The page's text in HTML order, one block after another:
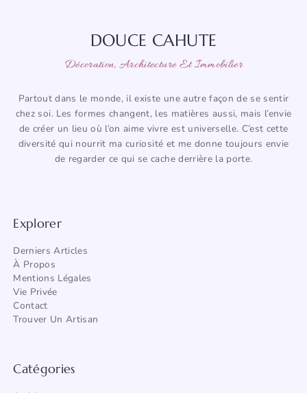
DOUCE CAHUTE
Décoration, Architecture Et Immobilier
Partout dans le monde, il existe une autre façon de se sentir
chez soi. Les formes changent, les matières aussi, mais l’envie
de créer un lieu où l’on aime vivre est universelle. C’est cette
diversité qui nourrit ma curiosité et me donne toujours envie
de regarder ce qui se cache derrière la porte.
Explorer
Derniers Articles
À Propos
Mentions Légales
Vie Privée
Contact
Trouver Un Artisan
Catégories